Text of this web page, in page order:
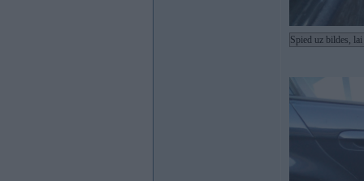
Spied uz bildes,